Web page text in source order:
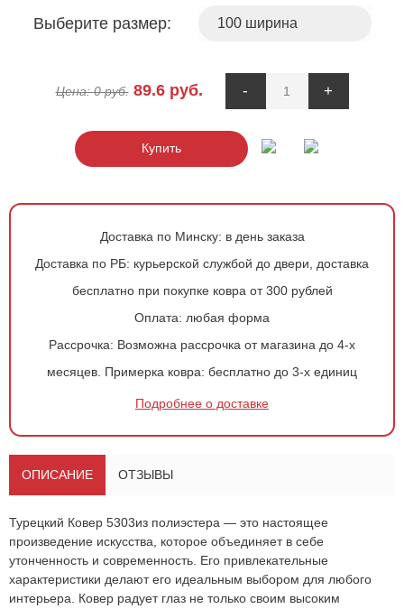
Выберите размер:
Цена:0руб. 89.6руб. - +
Купить
Доставка по Минску: в день заказа
Доставка по РБ: курьерской службой до двери, доставка
бесплатно при покупке ковра от 300 рублей
Оплата: любая форма
Рассрочка: Возможна рассрочка от магазина до 4-х
месяцев. Примерка ковра: бесплатно до 3-х единиц
Подробнее о доставке
ОПИСАНИЕ ОТЗЫВЫ
Турецкий Ковер 5303из полиэстера — это настоящее
произведение искусства, которое объединяет в себе
утонченность и современность. Его привлекательные
характеристики делают его идеальным выбором для любого
интерьера. Ковер радует глаз не только своим высоким